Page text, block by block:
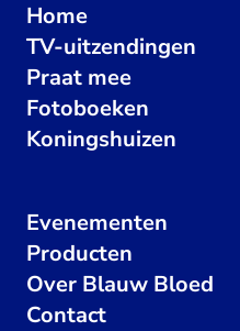
Home
TV-uitzendingen
Praat mee
Fotoboeken
Koningshuizen
Evenementen
Producten
Over Blauw Bloed
Contact